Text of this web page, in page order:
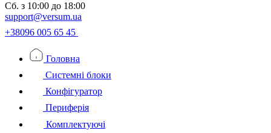
Сб. з 10:00 до 18:00
support@versum.ua
+38096 005 65 45
Головна
Системні блоки
Конфігуратор
Периферія
Комплектуючі